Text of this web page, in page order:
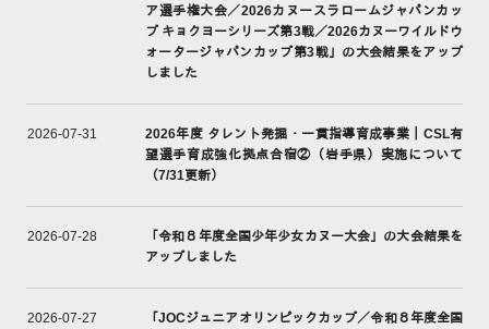
ア選手権大会／2026カヌースラロームジャパンカッ
プ キョクヨーシリーズ第3戦／2026カヌーワイルドウ
ォータージャパンカップ第3戦」の大会結果をアップ
しました
2026-07-31
2026年度 タレント発掘・一貫指導育成事業｜CSL有
望選手育成強化拠点合宿②（岩手県）実施について
（7/31更新）
2026-07-28
「令和８年度全国少年少女カヌー大会」の大会結果を
アップしました
2026-07-27
「JOCジュニアオリンピックカップ／令和８年度全国